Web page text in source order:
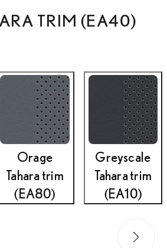
TRIM (EA40)
Orage
Tahara trim
(EA80)
Greyscale
Tahara trim
(EA10)